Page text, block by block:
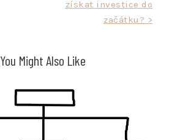
získat investice do
začátku? >
You Might Also Like